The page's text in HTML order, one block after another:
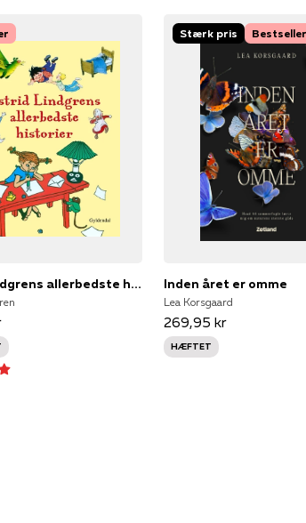
Astrid Lindgrens allerbedste historier
Stærk pris Bestseller
Inden året er omme
Lea Korsgaard
269,95 kr
HÆFTET